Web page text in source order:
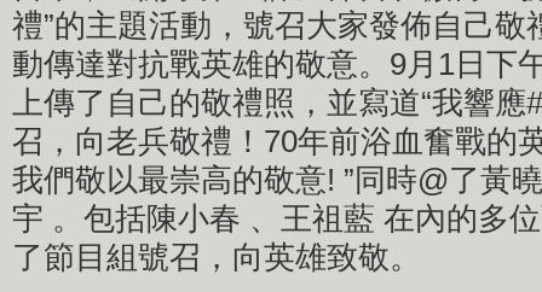
禮”的主題活動，號召大家發佈自己敬
動傳達對抗戰英雄的敬意。9月1日下
上傳了自己的敬禮照，並寫道“我響
召，向老兵敬禮！70年前浴血奮戰的
我們敬以最崇高的敬意! ”同時@了黃
宇 。包括陳小春 、王祖藍 在內的多
了節目組號召，向英雄致敬。